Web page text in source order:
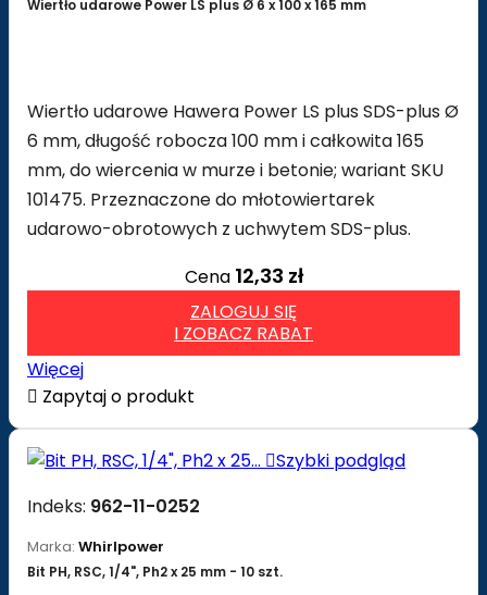
Wiertło udarowe Power LS plus Ø 6 x 100 x 165 mm
Wiertło udarowe Hawera Power LS plus SDS-plus Ø
6 mm, długość robocza 100 mm i całkowita 165
mm, do wiercenia w murze i betonie; wariant SKU
101475. Przeznaczone do młotowiertarek
udarowo-obrotowych z uchwytem SDS-plus.
Cena 12,33 zł
ZALOGUJ SIĘ
I ZOBACZ RABAT
Więcej
 Zapytaj o produkt
Szybki podgląd
Indeks: 962-11-0252
Marka: Whirlpower
Bit PH, RSC, 1/4", Ph2 x 25 mm - 10 szt.